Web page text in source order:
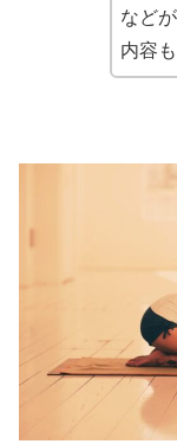
など
内容